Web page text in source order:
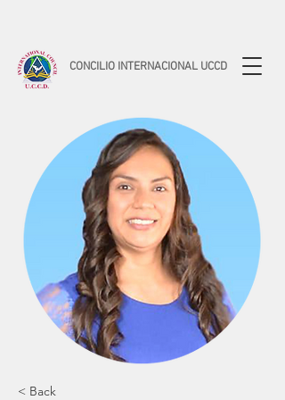
CONCILIO INTERNACIONAL UCCD
< Back